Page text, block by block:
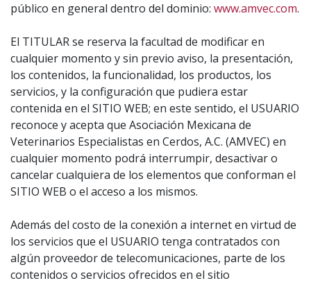
público en general dentro del dominio: www.amvec.com.
El TITULAR se reserva la facultad de modificar en
cualquier momento y sin previo aviso, la presentación,
los contenidos, la funcionalidad, los productos, los
servicios, y la configuración que pudiera estar
contenida en el SITIO WEB; en este sentido, el USUARIO
reconoce y acepta que Asociación Mexicana de
Veterinarios Especialistas en Cerdos, A.C. (AMVEC) en
cualquier momento podrá interrumpir, desactivar o
cancelar cualquiera de los elementos que conforman el
SITIO WEB o el acceso a los mismos.
Además del costo de la conexión a internet en virtud de
los servicios que el USUARIO tenga contratados con
algún proveedor de telecomunicaciones, parte de los
contenidos o servicios ofrecidos en el sitio